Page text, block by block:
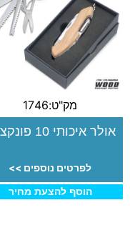
מק"ט:1746
אולר איכותי 10 פונקציות
לפרטים נוספים >>
הוסף להצעת מחיר